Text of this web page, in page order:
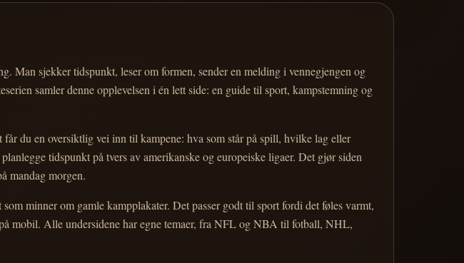
Man sjekker tidspunkt, leser om formen, sender en melding i vennegjengen og
samler denne opplevelsen i én lett side: en guide til sport, kampstemning og
du en oversiktlig vei inn til kampene: hva som står på spill, hvilke lag eller
tidspunkt på tvers av amerikanske og europeiske ligaer. Det gjør siden
mandag morgen.
minner om gamle kampplakater. Det passer godt til sport fordi det føles varmt,
mobil. Alle undersidene har egne temaer, fra NFL og NBA til fotball, NHL,